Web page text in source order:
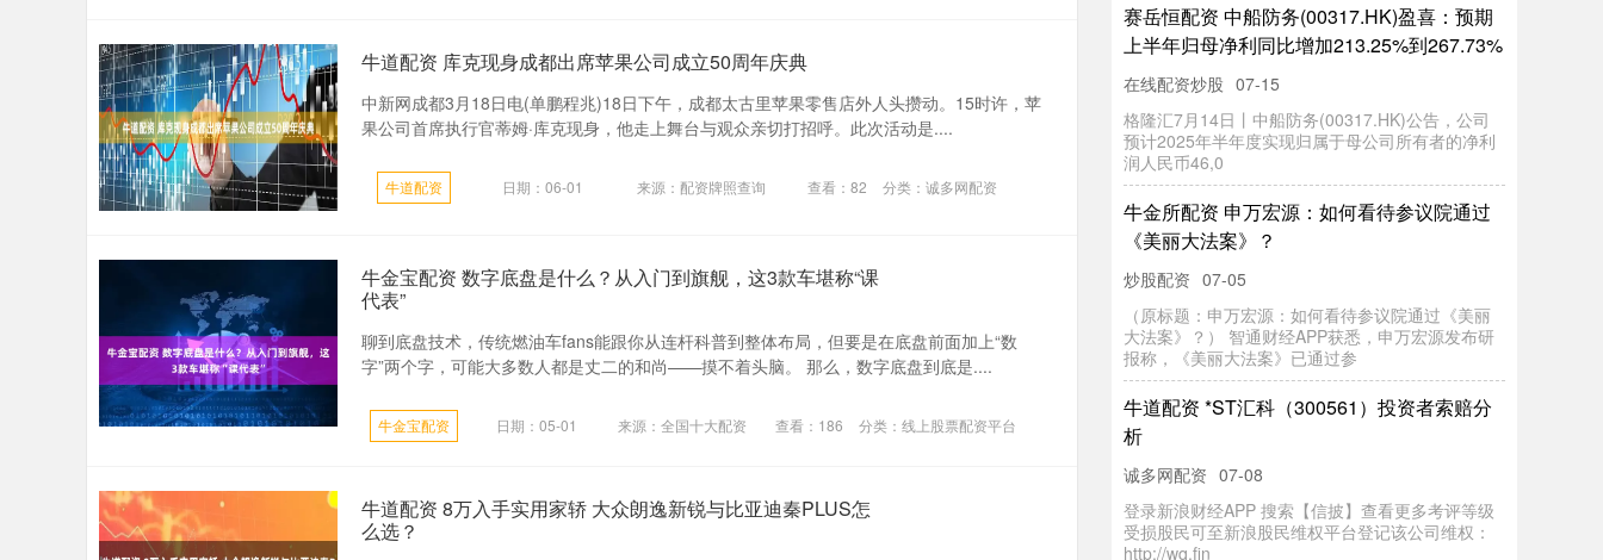
牛道配资 库克现身成都出席苹果公司成立50周年庆典
中新网成都3月18日电(单鹏程兆)18日下午，成都太古里苹果零售店外人头攒动。15时许，苹
果公司首席执行官蒂姆·库克现身，他走上舞台与观众亲切打招呼。此次活动是....
牛道配资 日期：06-01 来源：配资牌照查询 查看： 82 分类： 诚多网配资
牛金宝配资 数字底盘是什么？从入门到旗舰，这3款车堪称“课
代表”
聊到底盘技术，传统燃油车fans能跟你从连杆科普到整体布局，但要是在底盘前面加上“数
字”两个字，可能大多数人都是丈二的和尚——摸不着头脑。 那么，数字底盘到底是....
牛金宝配资 日期：05-01 来源：全国十大配资 查看： 186 分类： 线上股票配资平台
牛道配资 8万入手实用家轿 大众朗逸新锐与比亚迪秦PLUS怎
么选？
赛岳恒配资 中船防务(00317.HK)盈喜：预期
上半年归母净利同比增加213.25%到267.73%
在线配资炒股 07-15
格隆汇7月14日丨中船防务(00317.HK)公告，公司
预计2025年半年度实现归属于母公司所有者的净利
润人民币46,0
牛金所配资 申万宏源：如何看待参议院通过
《美丽大法案》？
炒股配资 07-05
（原标题：申万宏源：如何看待参议院通过《美丽
大法案》？） 智通财经APP获悉，申万宏源发布研
报称，《美丽大法案》已通过参
牛道配资 *ST汇科（300561）投资者索赔分
析
诚多网配资 07-08
登录新浪财经APP 搜索【信披】查看更多考评等级
受损股民可至新浪股民维权平台登记该公司维权：
http://wq.fin